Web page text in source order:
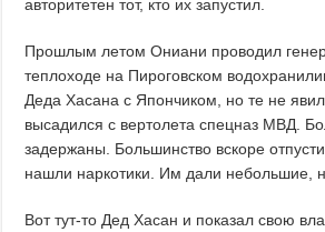
авторитетен тот, кто их запустил.
Прошлым летом Ониани проводил
теплоходе на Пироговском
Деда Хасана с Япончиком, но те не
высадился с вертолета спецназ МВД.
задержаны. Большинство вскоре
нашли наркотики. Им дали небольшие,
Вот тут-то Дед Хасан и показал свою